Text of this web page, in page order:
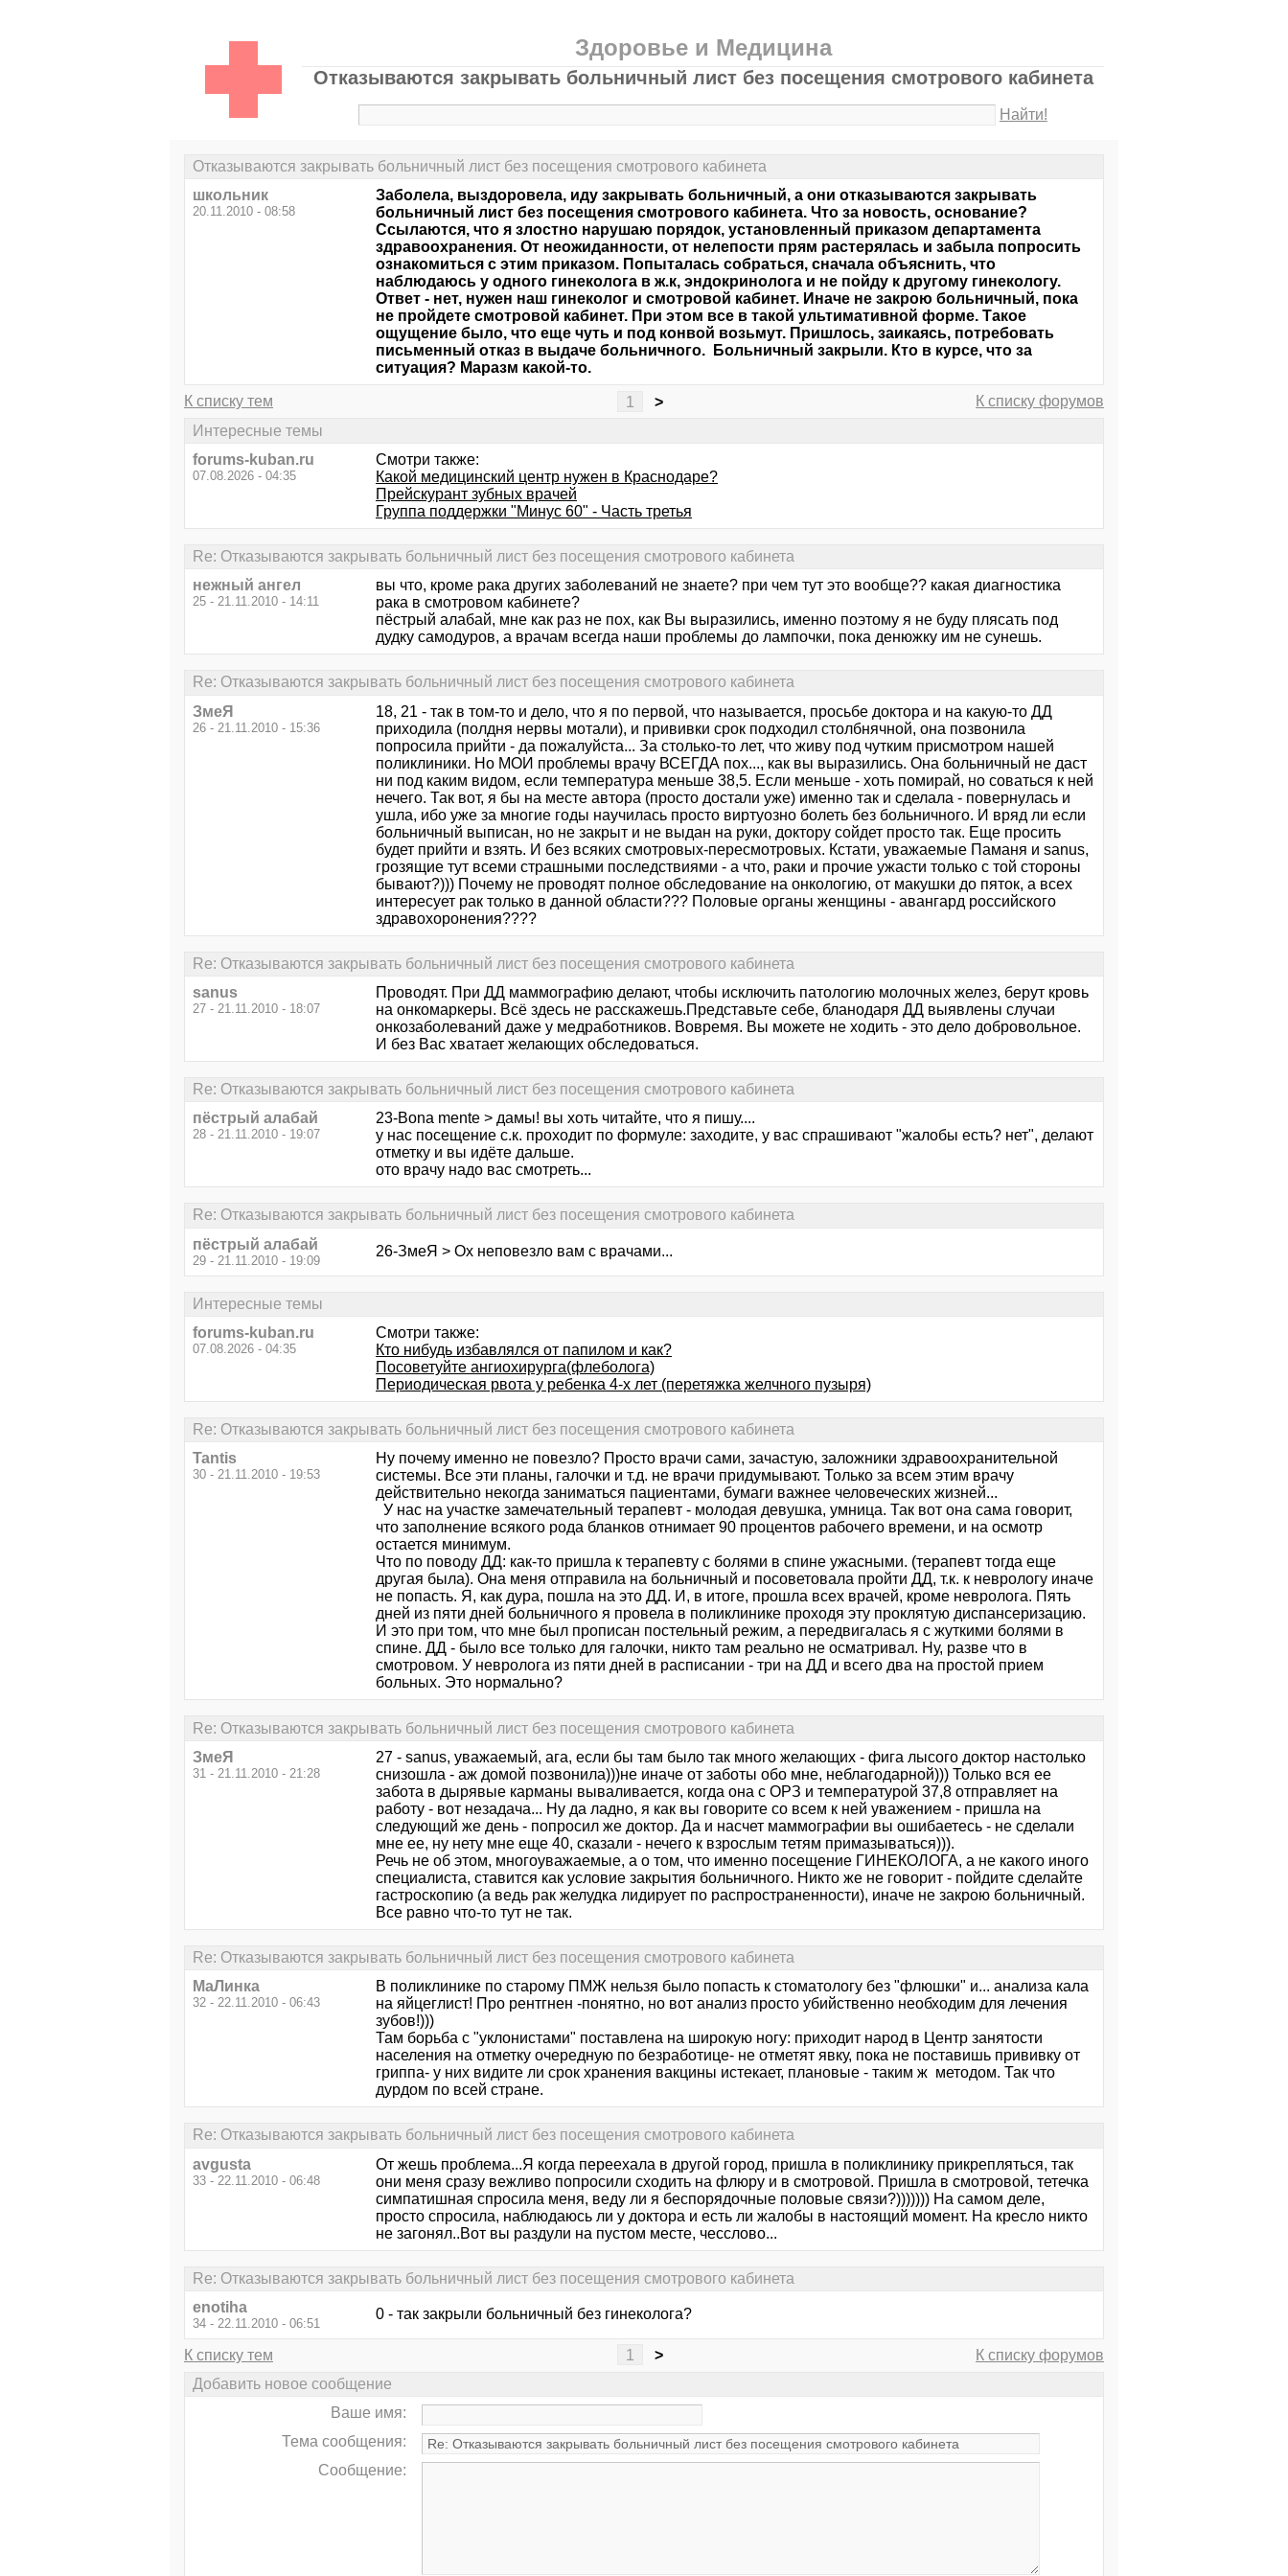
Здоровье и Медицина
Отказываются закрывать больничный лист без посещения смотрового кабинета
Найти!
Отказываются закрывать больничный лист без посещения смотрового кабинета
школьник
20.11.2010 - 08:58
Заболела, выздоровела, иду закрывать больничный, а они отказываются закрывать
больничный лист без посещения смотрового кабинета. Что за новость, основание?
Ссылаются, что я злостно нарушаю порядок, установленный приказом департамента
здравоохранения. От неожиданности, от нелепости прям растерялась и забыла попросить
ознакомиться с этим приказом. Попыталась собраться, сначала объяснить, что
наблюдаюсь у одного гинеколога в ж.к, эндокринолога и не пойду к другому гинекологу.
Ответ - нет, нужен наш гинеколог и смотровой кабинет. Иначе не закрою больничный, пока
не пройдете смотровой кабинет. При этом все в такой ультимативной форме. Такое
ощущение было, что еще чуть и под конвой возьмут. Пришлось, заикаясь, потребовать
письменный отказ в выдаче больничного. Больничный закрыли. Кто в курсе, что за
ситуация? Маразм какой-то.
К списку тем 1 >
К списку форумов
Интересные темы
forums-kuban.ru
07.08.2026 - 04:35
Смотри также:
Какой медицинский центр нужен в Краснодаре?
Прейскурант зубных врачей
Группа поддержки "Минус 60" - Часть третья
Re: Отказываются закрывать больничный лист без посещения смотрового кабинета
нежный ангел
25 - 21.11.2010 - 14:11
вы что, кроме рака других заболеваний не знаете? при чем тут это вообще?? какая диагностика
рака в смотровом кабинете?
пёстрый алабай, мне как раз не пох, как Вы выразились, именно поэтому я не буду плясать под
дудку самодуров, а врачам всегда наши проблемы до лампочки, пока денюжку им не сунешь.
Re: Отказываются закрывать больничный лист без посещения смотрового кабинета
ЗмеЯ
26 - 21.11.2010 - 15:36
18, 21 - так в том-то и дело, что я по первой, что называется, просьбе доктора и на какую-то ДД
приходила (полдня нервы мотали), и прививки срок подходил столбнячной, она позвонила
попросила прийти - да пожалуйста... За столько-то лет, что живу под чутким присмотром нашей
поликлиники. Но МОИ проблемы врачу ВСЕГДА пох..., как вы выразились. Она больничный не даст
ни под каким видом, если температура меньше 38,5. Если меньше - хоть помирай, но соваться к ней
нечего. Так вот, я бы на месте автора (просто достали уже) именно так и сделала - повернулась и
ушла, ибо уже за многие годы научилась просто виртуозно болеть без больничного. И вряд ли если
больничный выписан, но не закрыт и не выдан на руки, доктору сойдет просто так. Еще просить
будет прийти и взять. И без всяких смотровых-пересмотровых. Кстати, уважаемые Паманя и sanus,
грозящие тут всеми страшными последствиями - а что, раки и прочие ужасти только с той стороны
бывают?))) Почему не проводят полное обследование на онкологию, от макушки до пяток, а всех
интересует рак только в данной области??? Половые органы женщины - авангард российского
здравохоронения????
Re: Отказываются закрывать больничный лист без посещения смотрового кабинета
sanus
27 - 21.11.2010 - 18:07
Проводят. При ДД маммографию делают, чтобы исключить патологию молочных желез, берут кровь
на онкомаркеры. Всё здесь не расскажешь.Представьте себе, бланодаря ДД выявлены случаи
онкозаболеваний даже у медработников. Вовремя. Вы можете не ходить - это дело добровольное.
И без Вас хватает желающих обследоваться.
Re: Отказываются закрывать больничный лист без посещения смотрового кабинета
пёстрый алабай
28 - 21.11.2010 - 19:07
23-Bona mente > дамы! вы хоть читайте, что я пишу....
у нас посещение с.к. проходит по формуле: заходите, у вас спрашивают "жалобы есть? нет", делают
отметку и вы идёте дальше.
ото врачу надо вас смотреть...
Re: Отказываются закрывать больничный лист без посещения смотрового кабинета
пёстрый алабай
29 - 21.11.2010 - 19:09
26-ЗмеЯ > Ох неповезло вам с врачами...
Интересные темы
forums-kuban.ru
07.08.2026 - 04:35
Смотри также:
Кто нибудь избавлялся от папилом и как?
Посоветуйте ангиохирурга(флеболога)
Периодическая рвота у ребенка 4-х лет (перетяжка желчного пузыря)
Re: Отказываются закрывать больничный лист без посещения смотрового кабинета
Tantis
30 - 21.11.2010 - 19:53
Ну почему именно не повезло? Просто врачи сами, зачастую, заложники здравоохранительной
системы. Все эти планы, галочки и т.д. не врачи придумывают. Только за всем этим врачу
действительно некогда заниматься пациентами, бумаги важнее человеческих жизней...
У нас на участке замечательный терапевт - молодая девушка, умница. Так вот она сама говорит,
что заполнение всякого рода бланков отнимает 90 процентов рабочего времени, и на осмотр
остается минимум.
Что по поводу ДД: как-то пришла к терапевту с болями в спине ужасными. (терапевт тогда еще
другая была). Она меня отправила на больничный и посоветовала пройти ДД, т.к. к неврологу иначе
не попасть. Я, как дура, пошла на это ДД. И, в итоге, прошла всех врачей, кроме невролога. Пять
дней из пяти дней больничного я провела в поликлинике проходя эту проклятую диспансеризацию.
И это при том, что мне был прописан постельный режим, а передвигалась я с жуткими болями в
спине. ДД - было все только для галочки, никто там реально не осматривал. Ну, разве что в
смотровом. У невролога из пяти дней в расписании - три на ДД и всего два на простой прием
больных. Это нормально?
Re: Отказываются закрывать больничный лист без посещения смотрового кабинета
ЗмеЯ
31 - 21.11.2010 - 21:28
27 - sanus, уважаемый, ага, если бы там было так много желающих - фига лысого доктор настолько
снизошла - аж домой позвонила)))не иначе от заботы обо мне, неблагодарной))) Только вся ее
забота в дырявые карманы вываливается, когда она с ОРЗ и температурой 37,8 отправляет на
работу - вот незадача... Ну да ладно, я как вы говорите со всем к ней уважением - пришла на
следующий же день - попросил же доктор. Да и насчет маммографии вы ошибаетесь - не сделали
мне ее, ну нету мне еще 40, сказали - нечего к взрослым тетям примазываться))).
Речь не об этом, многоуважаемые, а о том, что именно посещение ГИНЕКОЛОГА, а не какого иного
специалиста, ставится как условие закрытия больничного. Никто же не говорит - пойдите сделайте
гастроскопию (а ведь рак желудка лидирует по распространенности), иначе не закрою больничный.
Все равно что-то тут не так.
Re: Отказываются закрывать больничный лист без посещения смотрового кабинета
МаЛинка
32 - 22.11.2010 - 06:43
В поликлинике по старому ПМЖ нельзя было попасть к стоматологу без "флюшки" и... анализа кала
на яйцеглист! Про рентгнен -понятно, но вот анализ просто убийственно необходим для лечения
зубов!)))
Там борьба с "уклонистами" поставлена на широкую ногу: приходит народ в Центр занятости
населения на отметку очередную по безработице- не отметят явку, пока не поставишь прививку от
гриппа- у них видите ли срок хранения вакцины истекает, плановые - таким ж методом. Так что
дурдом по всей стране.
Re: Отказываются закрывать больничный лист без посещения смотрового кабинета
avgusta
33 - 22.11.2010 - 06:48
От жешь проблема...Я когда переехала в другой город, пришла в поликлинику прикрепляться, так
они меня сразу вежливо попросили сходить на флюру и в смотровой. Пришла в смотровой, тетечка
симпатишная спросила меня, веду ли я беспорядочные половые связи?))))))) На самом деле,
просто спросила, наблюдаюсь ли у доктора и есть ли жалобы в настоящий момент. На кресло никто
не загонял..Вот вы раздули на пустом месте, чесслово...
Re: Отказываются закрывать больничный лист без посещения смотрового кабинета
enotiha
34 - 22.11.2010 - 06:51
0 - так закрыли больничный без гинеколога?
К списку тем 1 >
К списку форумов
Добавить новое сообщение
Ваше имя:
Тема сообщения:
Сообщение: